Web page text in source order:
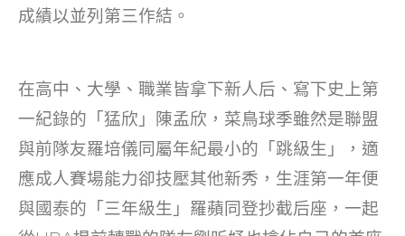
成績以並列第三作結。
在高中、大學、職業皆拿下新人后、寫下史上第
一紀錄的「猛欣」陳孟欣，菜鳥球季雖然是聯盟
與前隊友羅培儀同屬年紀最小的「跳級生」，適
應成人賽場能力卻技壓其他新秀，生涯第一年便
與國泰的「三年級生」羅蘋同登抄截后座，一起